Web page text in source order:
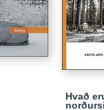
Hvað